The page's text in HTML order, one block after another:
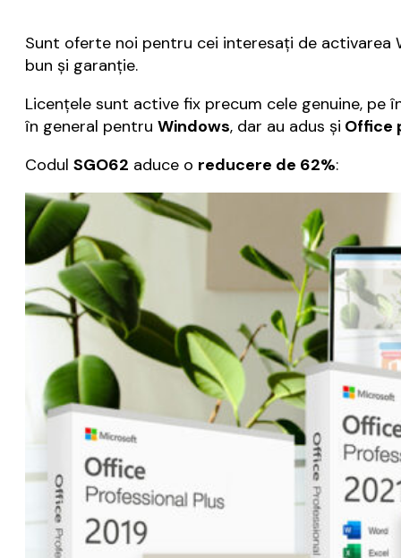
Sunt oferte noi pentru cei interesați de
bun și garanție.
Licențele sunt active fix precum cele genuine,
în general pentru Windows, dar au adus și Office
Codul SGO62 aduce o reducere de 62%: